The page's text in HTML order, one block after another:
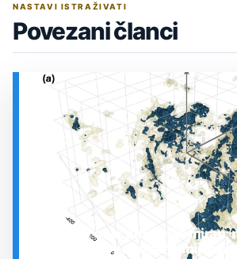
NASTAVI ISTRAŽIVATI
Povezani članci
Prostor oko Sunca nije miran:
otkrila plin koji stalno mijenja